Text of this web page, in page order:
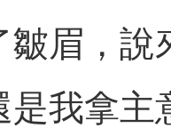
皺眉，說
是我拿主